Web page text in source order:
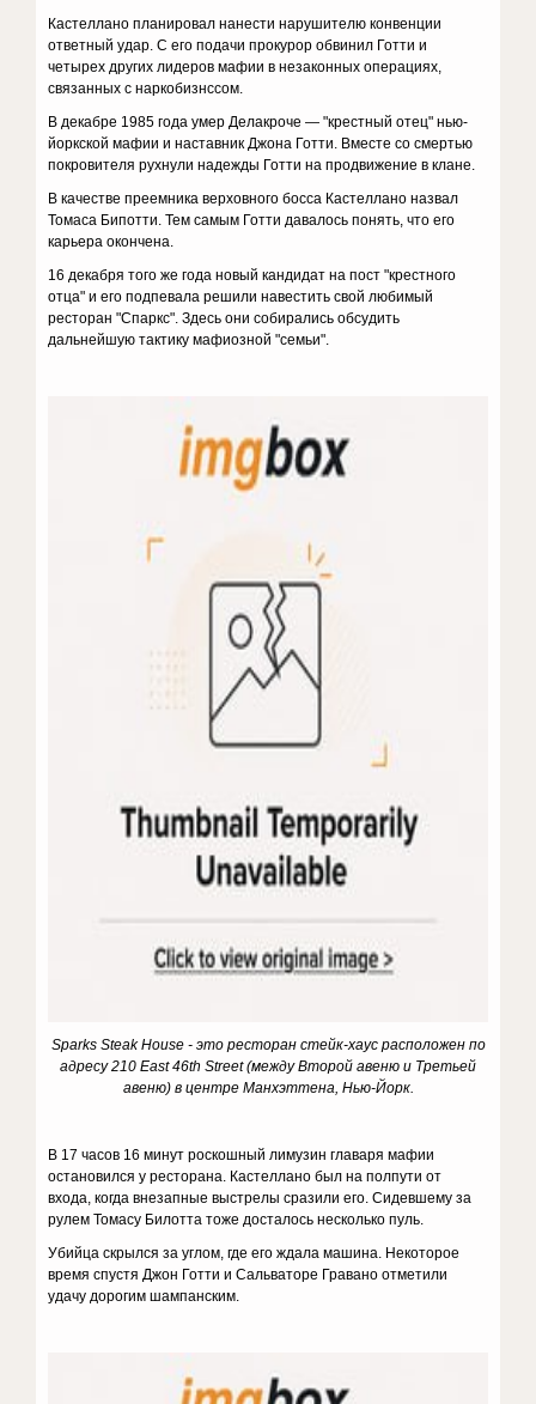
Кастеллано планировал нанести нарушителю конвенции
ответный удар. С его подачи прокурор обвинил Готти и
четырех других лидеров мафии в незаконных операциях,
связанных с наркобизнссом.
В декабре 1985 года умер Делакроче — "крестный отец" нью-
йоркской мафии и наставник Джона Готти. Вместе со смертью
покровителя рухнули надежды Готти на продвижение в клане.
В качестве преемника верховного босса Кастеллано назвал
Томаса Бипотти. Тем самым Готти давалось понять, что его
карьера окончена.
16 декабря того же года новый кандидат на пост "крестного
отца" и его подпевала решили навестить свой любимый
ресторан "Спаркс". Здесь они собирались обсудить
дальнейшую тактику мафиозной "семьи".
Sparks Steak House - это ресторан стейк-хаус расположен по
адресу 210 East 46th Street (между Второй авеню и Третьей
авеню) в центре Манхэттена, Нью-Йорк.
В 17 часов 16 минут роскошный лимузин главаря мафии
остановился у ресторана. Кастеллано был на полпути от
входа, когда внезапные выстрелы сразили его. Сидевшему за
рулем Томасу Билотта тоже досталось несколько пуль.
Убийца скрылся за углом, где его ждала машина. Некоторое
время спустя Джон Готти и Сальваторе Гравано отметили
удачу дорогим шампанским.